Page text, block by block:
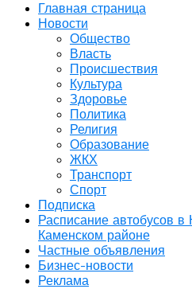
Главная страница
Новости
Общество
Власть
Происшествия
Культура
Здоровье
Политика
Религия
Образование
ЖКХ
Транспорт
Спорт
Подписка
Расписание автобусов
Каменском районе
Частные объявления
Бизнес-новости
Реклама